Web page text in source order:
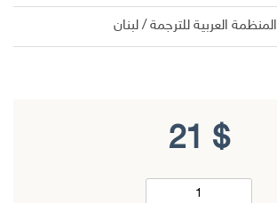
المنظمة العربية للترجمة / لبنان
21 $